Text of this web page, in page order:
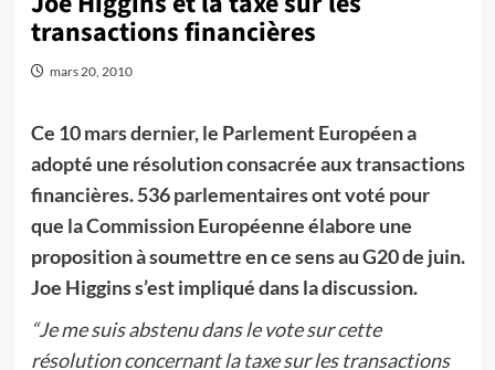
transactions financières
mars 20, 2010
Ce 10 mars dernier, le Parlement Européen a
adopté une résolution consacrée aux transactions
financières. 536 parlementaires ont voté pour
que la Commission Européenne élabore une
proposition à soumettre en ce sens au G20 de juin.
Joe Higgins s’est impliqué dans la discussion.
“Je me suis abstenu dans le vote sur cette
résolution concernant la taxe sur les transactions